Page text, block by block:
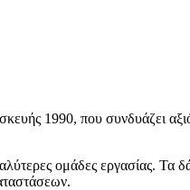
1990, που συνδυάζει
ομάδες εργασίας.